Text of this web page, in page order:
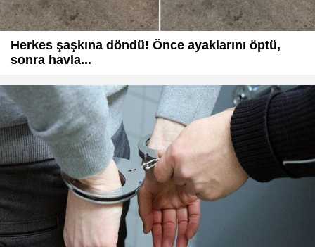
Herkes şaşkına döndü! Önce ayaklarını öptü,
sonra havla...